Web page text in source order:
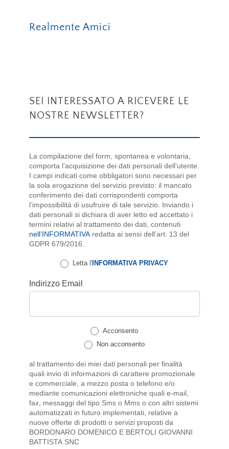
Realmente Amici
SEI INTERESSATO A RICEVERE LE
NOSTRE NEWSLETTER?
La compilazione del form, spontanea e volontaria,
comporta l’acquisizione dei dati personali dell’utente.
I campi indicati come obbligatori sono necessari per
la sola erogazione del servizio previsto: il mancato
conferimento dei dati corrispondenti comporta
l’impossibilità di usufruire di tale servizio. Inviando i
dati personali si dichiara di aver letto ed accettato i
termini relativi al trattamento dei dati, contenuti
nell’INFORMATIVA redatta ai sensi dell’art. 13 del
GDPR 679/2016.
Letta l' INFORMATIVA PRIVACY
Indirizzo Email
Acconsento
Non acconsento
al trattamento dei miei dati personali per finalità
quali invio di informazioni di carattere promozionale
e commerciale, a mezzo posta o telefono e/o
mediante comunicazioni elettroniche quali e-mail,
fax, messaggi del tipo Sms o Mms o con altri sistemi
automatizzati in futuro implementati, relative a
nuove offerte di prodotti o servizi proposti da
BORDONARO DOMENICO E BERTOLI GIOVANNI
BATTISTA SNC